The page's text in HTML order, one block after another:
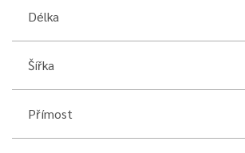
Délka
Šířka
Přímost